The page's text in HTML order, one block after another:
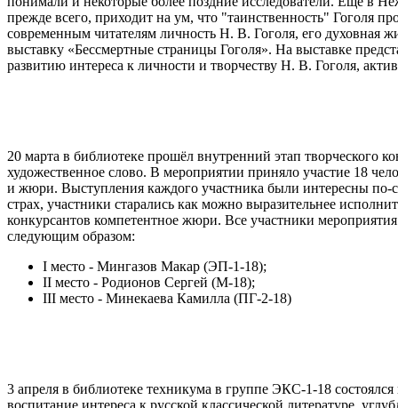
прежде всего, приходит на ум, что "таинственность" Гоголя
современным читателям личность Н. В. Гоголя, его духовная
выставку «Бессмертные страницы Гоголя». На выставке
развитию интереса к личности и творчеству Н. В. Гоголя,
20 марта в библиотеке прошёл внутренний этап творческого
художественное слово. В мероприятии приняло участие 18
и жюри. Выступления каждого участника были интересны по-
страх, участники старались как можно выразительнее
конкурсантов компетентное жюри. Все участники
следующим образом:
I место - Мингазов Макар (ЭП-1-18);
II место - Родионов Сергей (М-18);
III место - Минекаева Камилла (ПГ-2-18)
3 апреля в библиотеке техникума в группе ЭКС-1-18
воспитание интереса к русской классической литературе,